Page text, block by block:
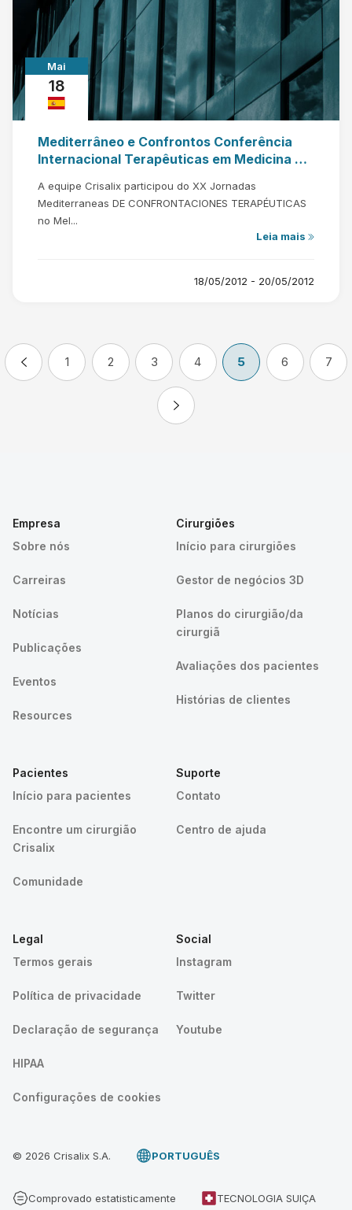
Mai
18
Mediterrâneo e Confrontos Conferência
Internacional Terapêuticas em Medicina e
A equipe Crisalix participou do XX Jornadas
Mediterraneas DE CONFRONTACIONES TERAPÉUTICAS
no Mel...
Leia mais
18/05/2012 - 20/05/2012
1 2 3 4 5 6 7
Empresa
Sobre nós
Carreiras
Notícias
Publicações
Eventos
Resources
Cirurgiões
Início para cirurgiões
Gestor de negócios 3D
Planos do cirurgião/da
cirurgiã
Avaliações dos pacientes
Histórias de clientes
Pacientes
Início para pacientes
Encontre um cirurgião
Crisalix
Comunidade
Suporte
Contato
Centro de ajuda
Legal
Termos gerais
Política de privacidade
Declaração de segurança
HIPAA
Configurações de cookies
Social
Instagram
Twitter
Youtube
© 2026 Crisalix S.A. PORTUGUÊS
Comprovado estatisticamente TECNOLOGIA SUIÇA